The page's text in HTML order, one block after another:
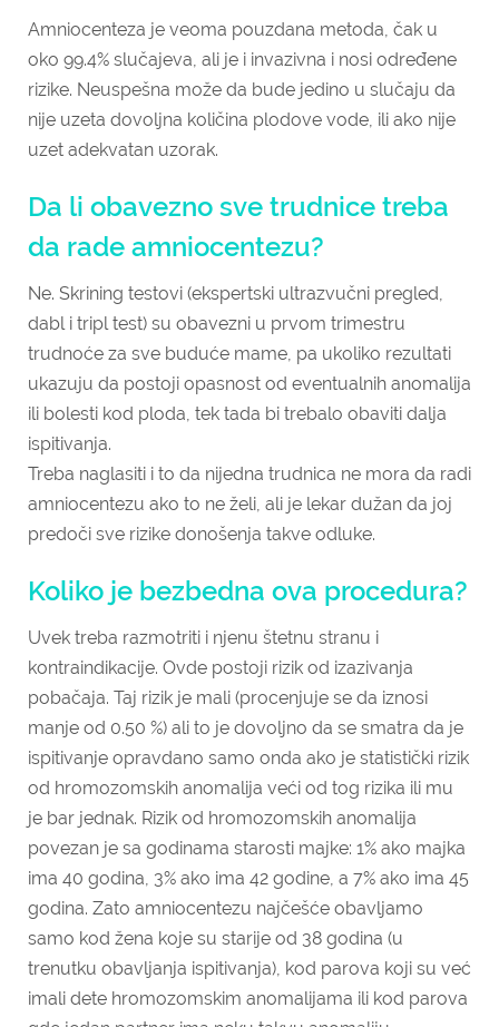
Amniocenteza je veoma pouzdana metoda, čak u
oko 99.4% slučajeva, ali je i invazivna i nosi određene
rizike. Neuspešna može da bude jedino u slučaju da
nije uzeta dovoljna količina plodove vode, ili ako nije
uzet adekvatan uzorak.
Da li obavezno sve trudnice treba
da rade amniocentezu?
Ne. Skrining testovi (ekspertski ultrazvučni pregled,
dabl i tripl test) su obavezni u prvom trimestru
trudnoće za sve buduće mame, pa ukoliko rezultati
ukazuju da postoji opasnost od eventualnih anomalija
ili bolesti kod ploda, tek tada bi trebalo obaviti dalja
ispitivanja.
Treba naglasiti i to da nijedna trudnica ne mora da radi
amniocentezu ako to ne želi, ali je lekar dužan da joj
predoči sve rizike donošenja takve odluke.
Koliko je bezbedna ova procedura?
Uvek treba razmotriti i njenu štetnu stranu i
kontraindikacije. Ovde postoji rizik od izazivanja
pobačaja. Taj rizik je mali (procenjuje se da iznosi
manje od 0.50 %) ali to je dovoljno da se smatra da je
ispitivanje opravdano samo onda ako je statistički rizik
od hromozomskih anomalija veći od tog rizika ili mu
je bar jednak. Rizik od hromozomskih anomalija
povezan je sa godinama starosti majke: 1% ako majka
ima 40 godina, 3% ako ima 42 godine, a 7% ako ima 45
godina. Zato amniocentezu najčešće obavljamo
samo kod žena koje su starije od 38 godina (u
trenutku obavljanja ispitivanja), kod parova koji su već
imali dete hromozomskim anomalijama ili kod parova